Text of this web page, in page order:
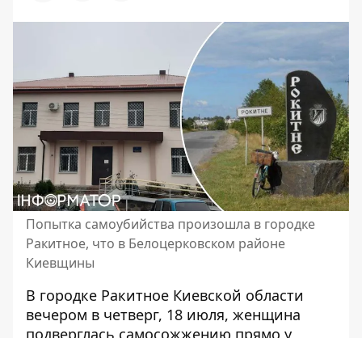
Попытка самоубийства произошла в городке
Ракитное, что в Белоцерковском районе
Киевщины
В городке Ракитное Киевской области
вечером в четверг, 18 июля, женщина
подверглась самосожжению прямо у